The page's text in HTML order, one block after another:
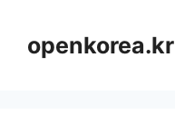
openkorea.kr